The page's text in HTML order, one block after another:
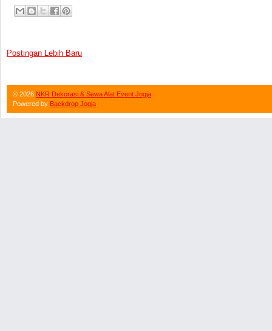
Postingan Lebih Baru
© 2026 NKR Dekorasi & Sewa Alat Event Jogja
Powered by Backdrop Jogja